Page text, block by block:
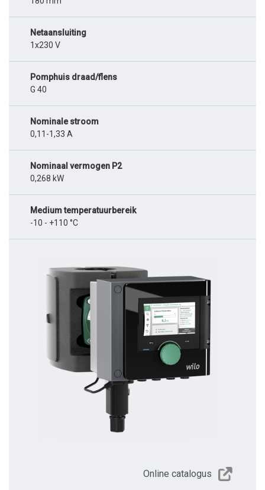
Netaansluiting
1x230 V
Pomphuis draad/flens
G 40
Nominale stroom
0,11-1,33 A
Nominaal vermogen P2
0,268 kW
Medium temperatuurbereik
-10 - +110 °C
Online catalogus